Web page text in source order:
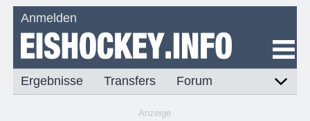
Anmelden
Ergebnisse Transfers Forum
Anzeige